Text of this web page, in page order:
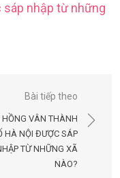
sáp nhập từ những
Bài tiếp theo
HỒNG VÂN THÀNH
HÀ NỘI ĐƯỢC SÁP
TỪ NHỮNG XÃ
NÀO?